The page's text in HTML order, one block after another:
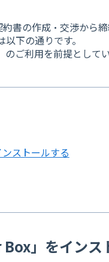
書の作成・交渉から
下の通りです。
ご利用を前提としてい
ストールする
」をインス